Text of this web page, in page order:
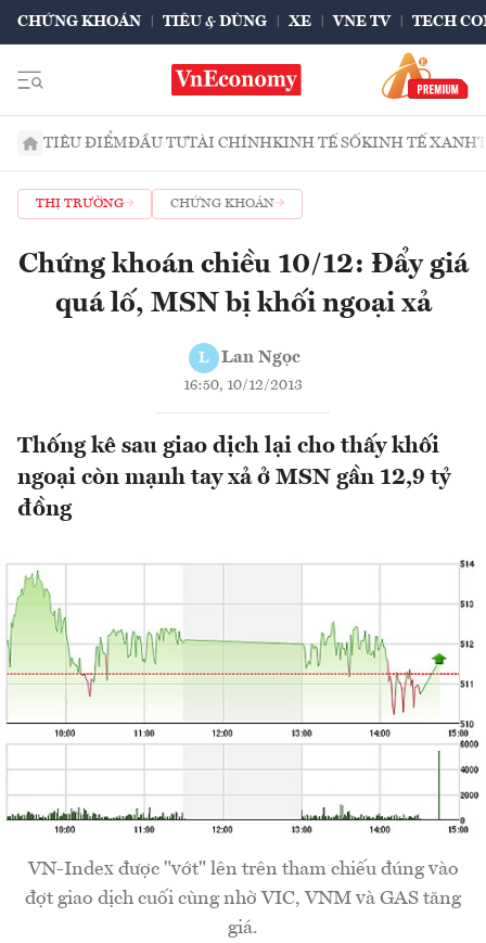
CHỨNG KHOÁN TIÊU & DÙNG XE VNE TV TECH
TIÊU ĐIỂMĐẦU TƯTÀI CHÍNHKINH TẾ SỐKINH TẾ XANH
THỊ TRƯỜNG CHỨNG KHOÁN
Chứng khoán chiều 10/12: Đẩy giá
quá lố, MSN bị khối ngoại xả
L Lan Ngọc
16:50, 10/12/2013
Thống kê sau giao dịch lại cho thấy khối
ngoại còn mạnh tay xả ở MSN gần 12,9 tỷ
đồng
VN-Index được "vớt" lên trên tham chiếu đúng vào
đợt giao dịch cuối cùng nhờ VIC, VNM và GAS tăng
giá.